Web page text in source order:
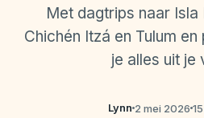
Met dagtrips naar Isla
Chichén Itzá en Tulum
je alles uit je
Lynn 2 mei 2026